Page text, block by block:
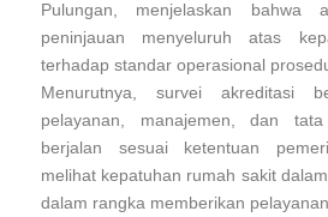
Pulungan, menjelaskan bahwa
peninjauan menyeluruh atas
terhadap standar operasional
Menurutnya, survei akreditasi
pelayanan, manajemen, dan
berjalan sesuai ketentuan
melihat kepatuhan rumah sakit
dalam rangka memberikan